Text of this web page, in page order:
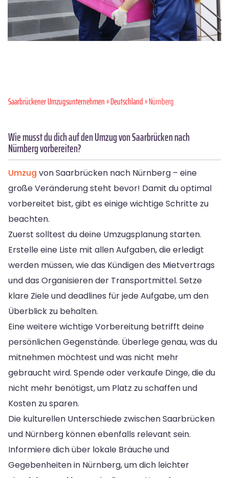
Saarbrückener Umzugsunternehmen»Deutschland» Nürnberg
Wie musst du dich auf den Umzug von Saarbrücken nach
Nürnberg vorbereiten?
Umzug von Saarbrücken nach Nürnberg – eine
große Veränderung steht bevor! Damit du optimal
vorbereitet bist, gibt es einige wichtige Schritte zu
beachten.
Zuerst solltest du deine Umzugsplanung starten.
Erstelle eine Liste mit allen Aufgaben, die erledigt
werden müssen, wie das Kündigen des Mietvertrags
und das Organisieren der Transportmittel. Setze
klare Ziele und deadlines für jede Aufgabe, um den
Überblick zu behalten.
Eine weitere wichtige Vorbereitung betrifft deine
persönlichen Gegenstände. Überlege genau, was du
mitnehmen möchtest und was nicht mehr
gebraucht wird. Spende oder verkaufe Dinge, die du
nicht mehr benötigst, um Platz zu schaffen und
Kosten zu sparen.
Die kulturellen Unterschiede zwischen Saarbrücken
und Nürnberg können ebenfalls relevant sein.
Informiere dich über lokale Bräuche und
Gegebenheiten in Nürnberg, um dich leichter